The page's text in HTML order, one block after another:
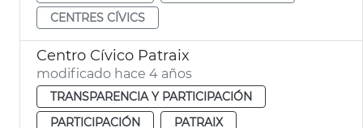
CENTRES CÍVICS
Centro Cívico Patraix
modificado hace 4 años
TRANSPARENCIA Y PARTICIPACIÓN
PARTICIPACIÓN
PATRAIX